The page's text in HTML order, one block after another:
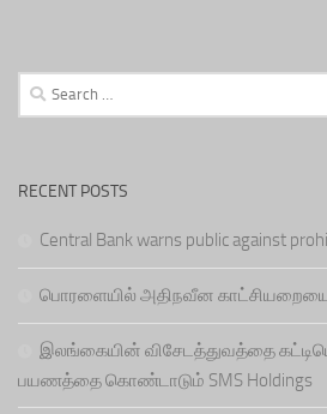
Search
for:
RECENT POSTS
Central Bank warns public against
பொரளையில் அதிநவீன காட்சியறையை
இலங்கையின் விசேடத்துவத்தை
பயணத்தை கொண்டாடும் SMS Holdings